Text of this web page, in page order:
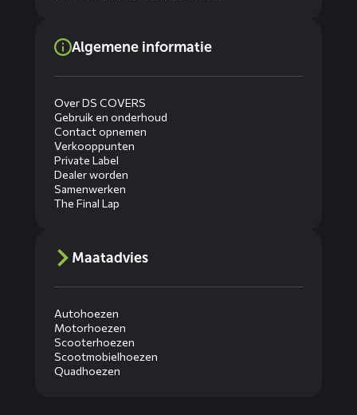
Algemene informatie
Over DS COVERS
Gebruik en onderhoud
Contact opnemen
Verkooppunten
Private Label
Dealer worden
Samenwerken
The Final Lap
Maatadvies
Autohoezen
Motorhoezen
Scooterhoezen
Scootmobielhoezen
Quadhoezen